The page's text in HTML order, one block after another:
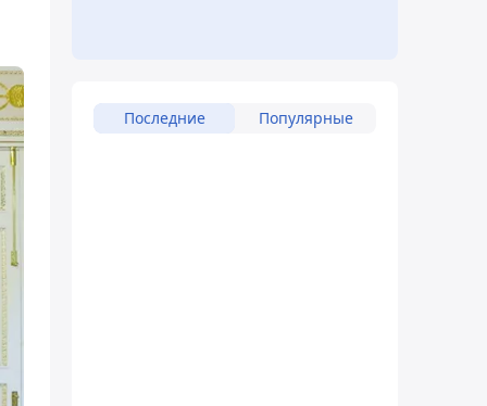
Последние Популярные